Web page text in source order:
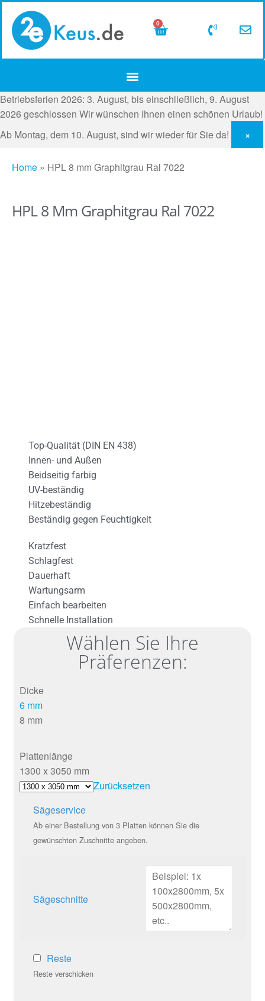
0
Betriebsferien 2026: 3. August, bis einschließlich, 9. August
2026 geschlossen Wir wünschen Ihnen einen schönen Urlaub!
Ab Montag, dem 10. August, sind wir wieder für Sie da!
×
Home » HPL 8 mm Graphitgrau Ral 7022
HPL 8 Mm Graphitgrau Ral 7022
Top-Qualität (DIN EN 438)
Innen- und Außen
Beidseitig farbig
UV-beständig
Hitzebeständig
Beständig gegen Feuchtigkeit
Kratzfest
Schlagfest
Dauerhaft
Wartungsarm
Einfach bearbeiten
Schnelle Installation
Wählen Sie Ihre
Präferenzen:
Dicke
6 mm
8 mm
Plattenlänge
1300 x 3050 mm
Zurücksetzen
Sägeservice
Ab einer Bestellung von 3 Platten können Sie die
gewünschten Zuschnitte angeben.
Sägeschnitte
Reste
Reste verschicken